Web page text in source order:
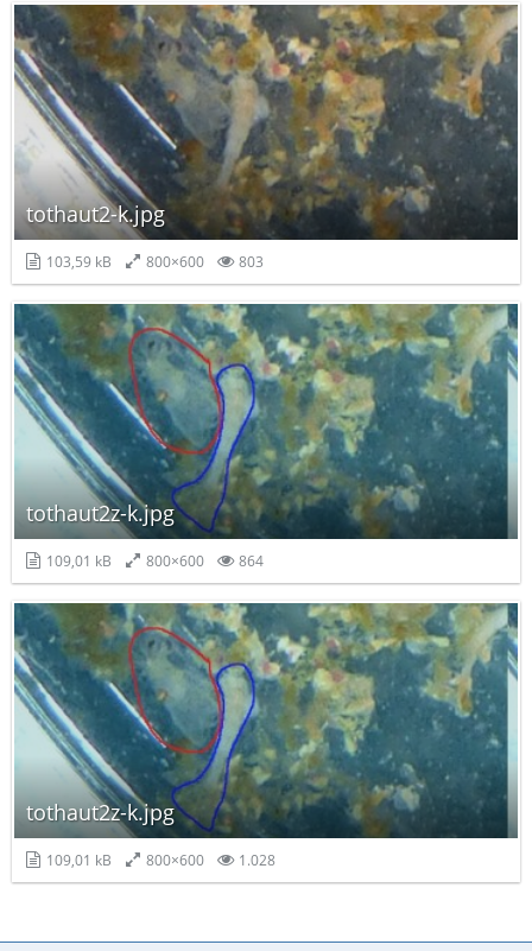
tothaut2-k.jpg
103,59 kB 800×600 803
tothaut2z-k.jpg
109,01 kB 800×600 864
tothaut2z-k.jpg
109,01 kB 800×600 1.028